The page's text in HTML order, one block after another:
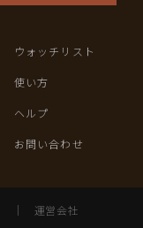
ウォッチリスト
使い方
ヘルプ
お問い合わせ
｜ 運営会社